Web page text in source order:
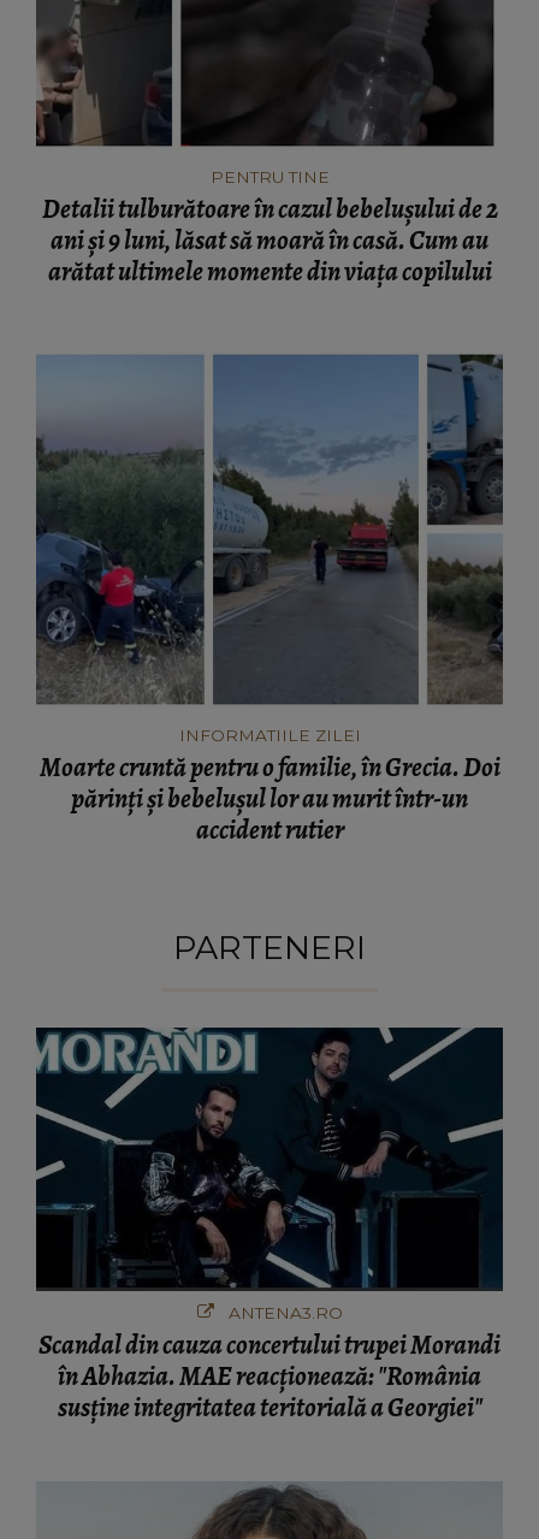
PENTRU TINE
Detalii tulburătoare în cazul bebelușului de 2
ani și 9 luni, lăsat să moară în casă. Cum au
arătat ultimele momente din viața copilului
INFORMATIILE ZILEI
Moarte cruntă pentru o familie, în Grecia. Doi
părinți și bebelușul lor au murit într-un
accident rutier
PARTENERI
ANTENA3.RO
Scandal din cauza concertului trupei Morandi
în Abhazia. MAE reacționează: "România
susține integritatea teritorială a Georgiei"